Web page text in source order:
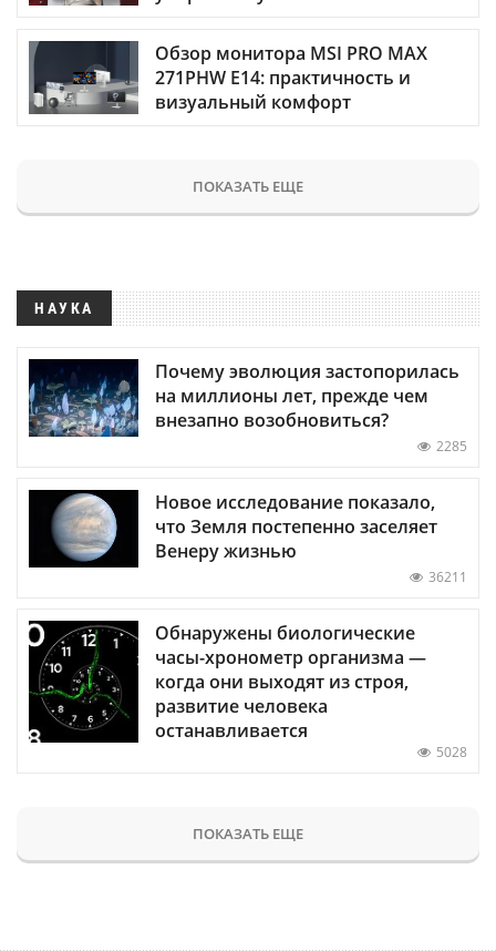
Обзор монитора MSI PRO MAX
271PHW E14: практичность и
визуальный комфорт
ПОКАЗАТЬ ЕЩЕ
НАУКА
Почему эволюция застопорилась
на миллионы лет, прежде чем
внезапно возобновиться?
2285
Новое исследование показало,
что Земля постепенно заселяет
Венеру жизнью
36211
Обнаружены биологические
часы-хронометр организма —
когда они выходят из строя,
развитие человека
останавливается
5028
ПОКАЗАТЬ ЕЩЕ